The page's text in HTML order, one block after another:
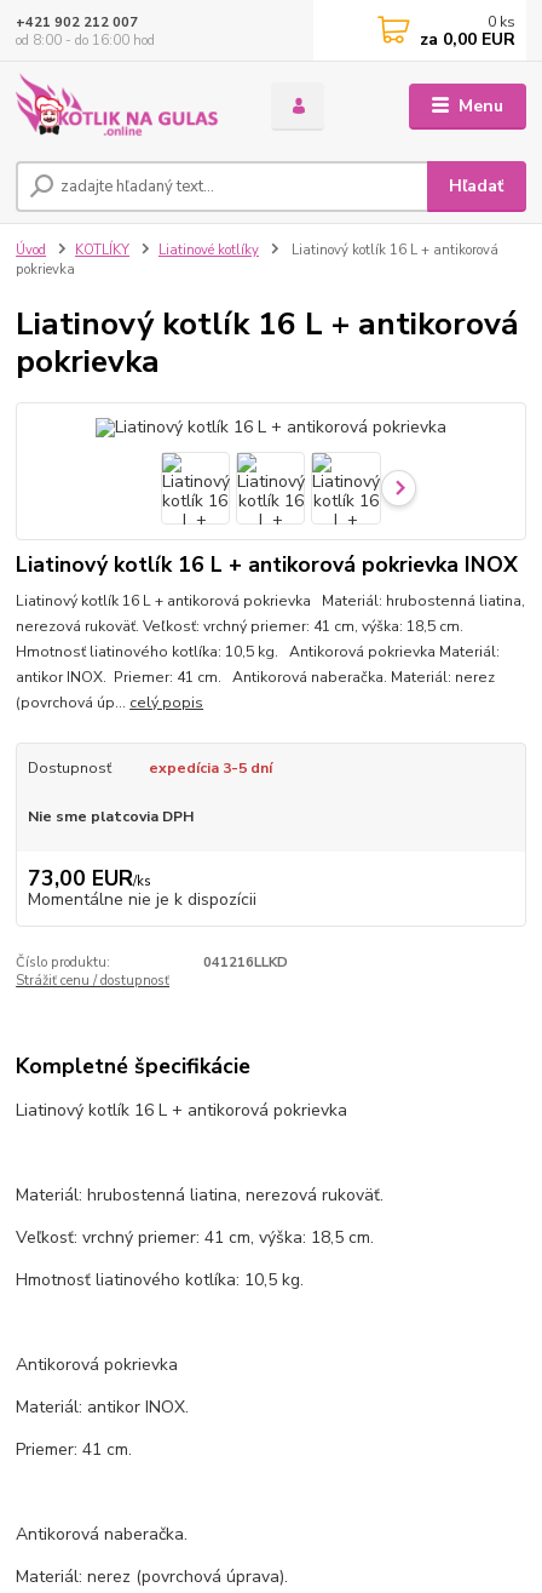
Menu
Hľadať
+421 902 212 007
od 8:00 - do 16:00 hod
0 ks
za 0,00 EUR
Úvod KOTLÍKY Liatinové kotlíky
Liatinový kotlík 16 L + antikorová
pokrievka
Liatinový kotlík 16 L + antikorová
pokrievka
Liatinový kotlík 16 L + antikorová pokrievka INOX
Liatinový kotlík 16 L + antikorová pokrievka Materiál: hrubostenná liatina,
nerezová rukoväť. Veľkosť: vrchný priemer: 41 cm, výška: 18,5 cm.
Hmotnosť liatinového kotlíka: 10,5 kg. Antikorová pokrievka Materiál:
antikor INOX. Priemer: 41 cm. Antikorová naberačka. Materiál: nerez
(povrchová úp... celý popis
Dostupnosť expedícia 3-5 dní
Nie sme platcovia DPH
73,00 EUR/ks
Momentálne nie je k dispozícii
Číslo produktu:
041216LLKD
Strážiť cenu / dostupnosť
Kompletné špecifikácie
Liatinový kotlík 16 L + antikorová pokrievka
Materiál: hrubostenná liatina, nerezová rukoväť.
Veľkosť: vrchný priemer: 41 cm, výška: 18,5 cm.
Hmotnosť liatinového kotlíka: 10,5 kg.
Antikorová pokrievka
Materiál: antikor INOX.
Priemer: 41 cm.
Antikorová naberačka.
Materiál: nerez (povrchová úprava).